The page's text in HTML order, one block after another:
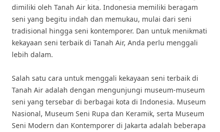
dimiliki oleh Tanah Air kita. Indonesia memiliki beragam
seni yang begitu indah dan memukau, mulai dari seni
tradisional hingga seni kontemporer. Dan untuk menikmati
kekayaan seni terbaik di Tanah Air, Anda perlu menggali
lebih dalam.
Salah satu cara untuk menggali kekayaan seni terbaik di
Tanah Air adalah dengan mengunjungi museum-museum
seni yang tersebar di berbagai kota di Indonesia. Museum
Nasional, Museum Seni Rupa dan Keramik, serta Museum
Seni Modern dan Kontemporer di Jakarta adalah beberapa